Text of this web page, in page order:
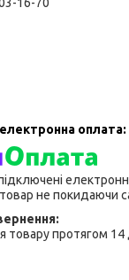
не покидаючи
товару протягом 14